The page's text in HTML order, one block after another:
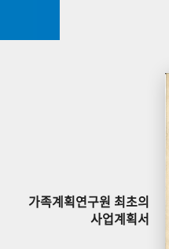
가족계획연구원 최초의
사업계획서